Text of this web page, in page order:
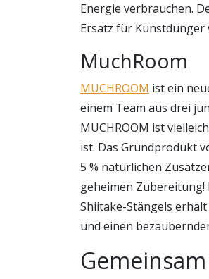
Energie verbrauchen.
Ersatz für Kunstdünger
MuchRoom
MUCHROOM ist ein
einem Team aus drei
MUCHROOM ist
ist. Das Grundprodukt
5 % natürlichen
geheimen
Shiitake-Stängels
und einen